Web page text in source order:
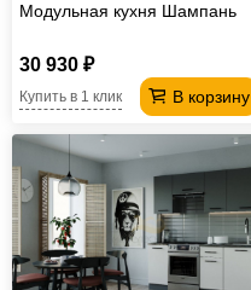
Модульная кухня Шампань
30 930 ₽
В корзину
Купить в 1 клик